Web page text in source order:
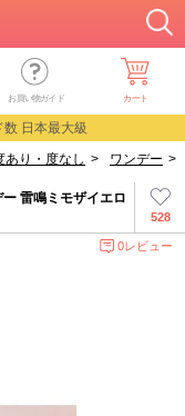
お買い物ガイド カート
日本最大級
あり・度なし > ワンデー >
528
雷鳴ミモザイエロ
0レビュー